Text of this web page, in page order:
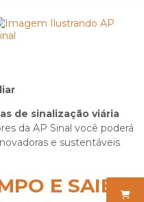
de sinalização viária
da AP Sinal você poderá
e sustentáveis
E SAIBA